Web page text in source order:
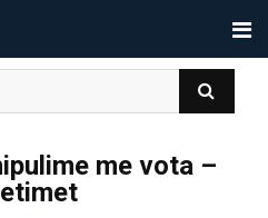
me vota –